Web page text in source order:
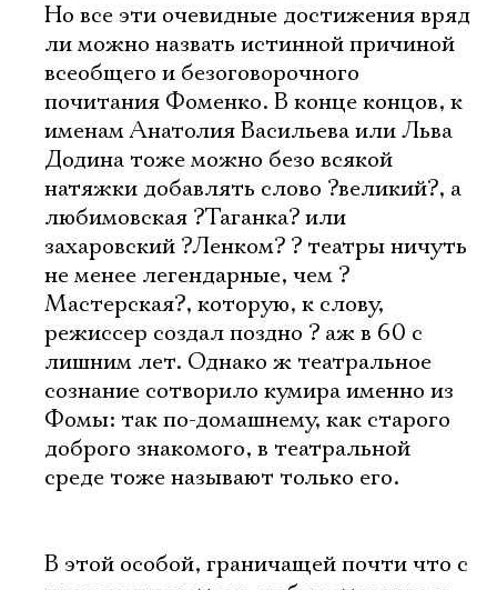
Но все эти очевидные достижения вряд
ли можно назвать истинной причиной
всеобщего и безоговорочного
почитания Фоменко. В конце концов, к
именам Анатолия Васильева или Льва
Додина тоже можно безо всякой
натяжки добавлять слово ?великий?, а
любимовская ?Таганка? или
захаровский ?Ленком? ? театры ничуть
не менее легендарные, чем ?
Мастерская?, которую, к слову,
режиссер создал поздно ? аж в 60 с
лишним лет. Однако ж театральное
сознание сотворило кумира именно из
Фомы: так по-домашнему, как старого
доброго знакомого, в театральной
среде тоже называют только его.
В этой особой, граничащей почти что с